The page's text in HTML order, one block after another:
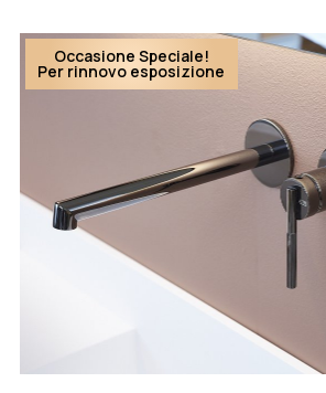
Occasione Speciale!
Per rinnovo esposizione